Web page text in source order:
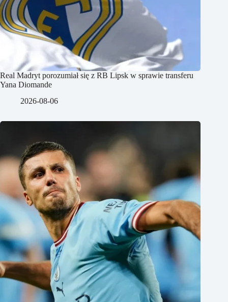
Real Madryt porozumiał się z RB Lipsk w sprawie transferu
Yana Diomande
2026-08-06